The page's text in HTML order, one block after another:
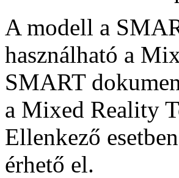
A modell a
használható a
SMART
a Mixed Reality
Ellenkező
érhető el.